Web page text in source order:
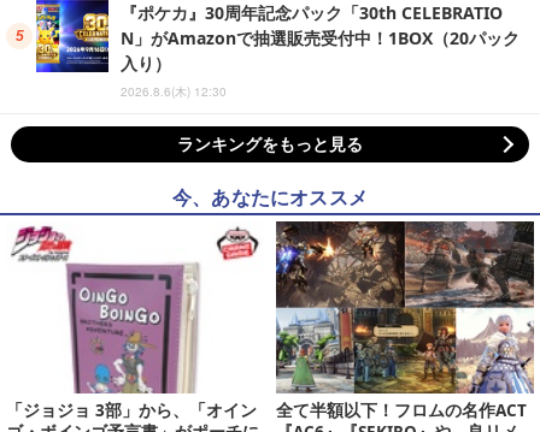
『ポケカ』30周年記念パック「30th CELEBRATIO
N」がAmazonで抽選販売受付中！1BOX（20パック
入り）
2026.8.6(木) 12:30
ランキングをもっと見る
今、あなたにオススメ
「ジョジョ 3部」から、「オイン
全て半額以下！フロムの名作ACT